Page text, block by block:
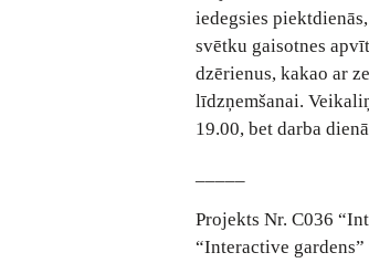
iedegsies
svētku gaisotnes
dzērienus, kakao ar
līdzņemšanai.
19.00, bet darba
Projekts Nr. C036
“Interactive